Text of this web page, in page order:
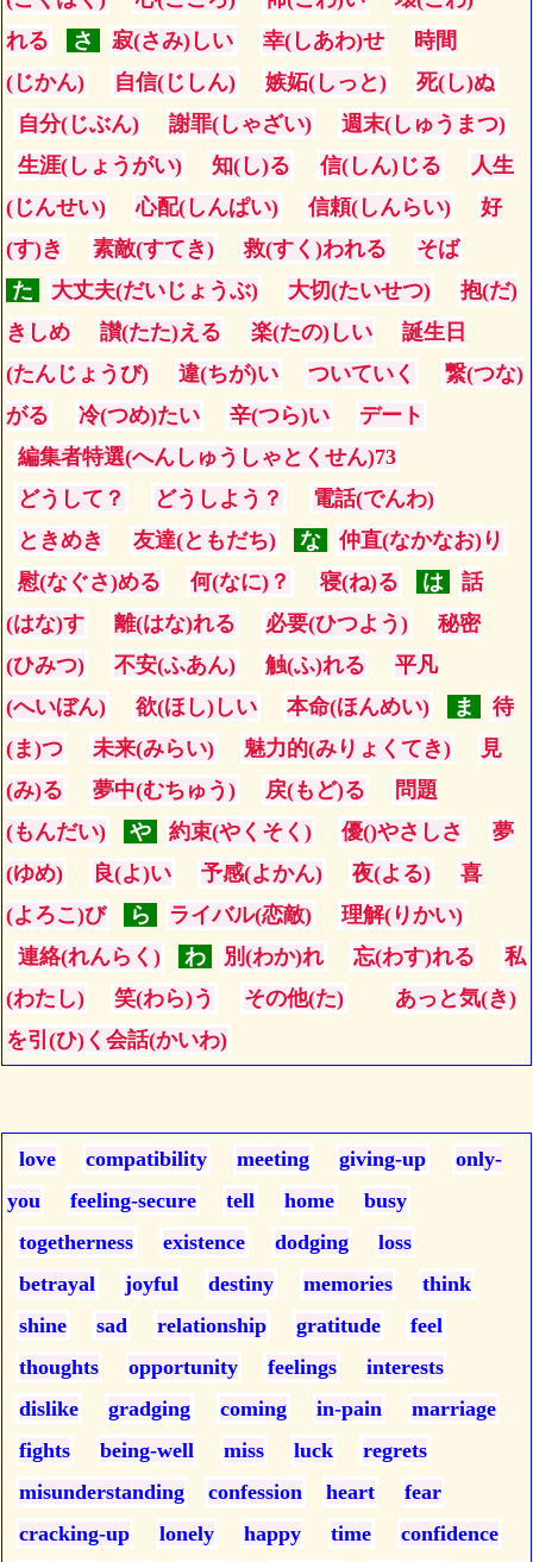
れる
さ 寂(さみ)しい 幸(しあわ)せ
時間
(じかん)
自信(じしん) 嫉妬(しっと)
死(し)ぬ
自分(じぶん)
謝罪(しゃざい)
週末(しゅうまつ)
生涯(しょうがい)
知(し)る 信(しん)じる
人生
(じんせい)
心配(しんぱい) 信頼(しんらい)
好
(す)き
素敵(すてき) 救(すく)われる
そば
た
大丈夫(だいじょうぶ) 大切(たいせつ)
抱(だ)
きしめ
讃(たた)える 楽(たの)しい
誕生日
(たんじょうび)
違(ちが)い ついていく
繋(つな)
がる
冷(つめ)たい 辛(つら)い
デート
編集者特選(へんしゅうしゃとくせん)73
どうして？
どうしよう？
電話(でんわ)
ときめき
友達(ともだち) な
仲直(なかなお)り
慰(なぐさ)める
何(なに)？ 寝(ね)る は
話
(はな)す
離(はな)れる 必要(ひつよう)
秘密
(ひみつ)
不安(ふあん) 触(ふ)れる
平凡
(へいぼん)
欲(ほし)しい 本命(ほんめい) ま
待
(ま)つ
未来(みらい) 魅力的(みりょくてき)
見
(み)る
夢中(むちゅう) 戻(もど)る
問題
(もんだい)
や 約束(やくそく) 優()やさしさ
夢
(ゆめ)
良(よ)い 予感(よかん) 夜(よる)
喜
(よろこ)び
ら ライバル(恋敵)
理解(りかい)
連絡(れんらく)
わ 別(わか)れ 忘(わす)れる
私
(わたし)
笑(わら)う その他(た)
あっと気(き)
を引(ひ)く会話(かいわ)
love compatibility meeting giving-up
only-
you
feeling-secure tell home
busy
togetherness
existence dodging
loss
betrayal
joyful destiny memories
think
shine
sad relationship gratitude
feel
thoughts
opportunity feelings
interests
dislike
gradging coming in-pain
marriage
fights
being-well miss luck
regrets
misunderstanding
confession heart
fear
cracking-up
lonely happy time
confidence